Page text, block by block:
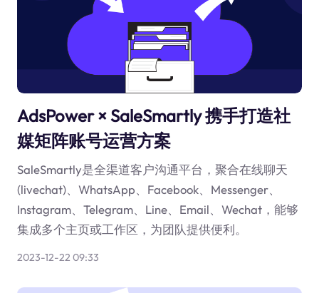
AdsPower × SaleSmartly 携手打造社
媒矩阵账号运营方案
SaleSmartly是全渠道客户沟通平台，聚合在线聊天
(livechat)、WhatsApp、Facebook、Messenger、
Instagram、Telegram、Line、Email、Wechat，能够
集成多个主页或工作区，为团队提供便利。
2023-12-22 09:33